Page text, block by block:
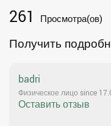
261 Просмотра(ов)
Получить
badri
Физическое лицо since
Оставить отзыв